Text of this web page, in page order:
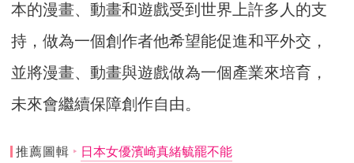
本的漫畫、動畫和遊戲受到世界上許多人的支
持，做為一個創作者他希望能促進和平外交，
並將漫畫、動畫與遊戲做為一個產業來培育，
未來會繼續保障創作自由。
推薦圖輯 日本女優濱崎真緒毓罷不能